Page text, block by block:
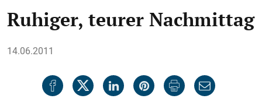
Ruhiger, teurer Nachmittag
14.06.2011